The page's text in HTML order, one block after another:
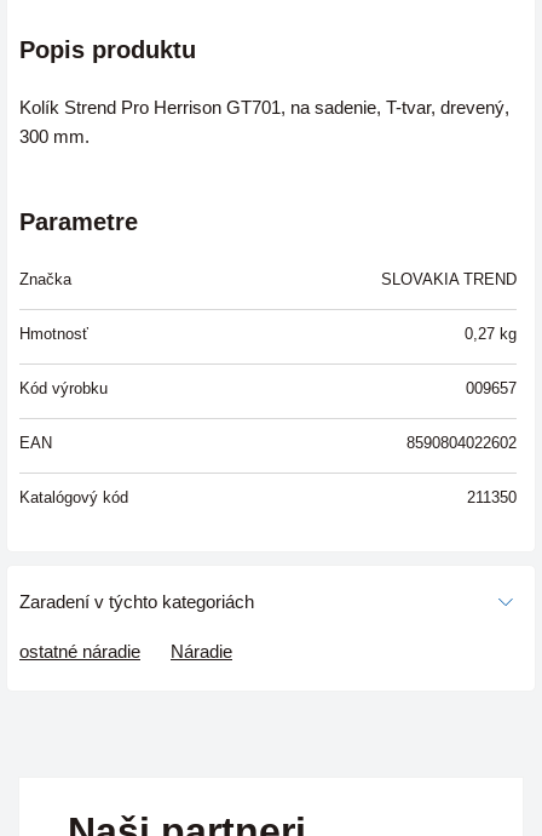
Popis produktu
Kolík Strend Pro Herrison GT701, na sadenie, T-tvar, drevený,
300 mm.
Parametre
Značka SLOVAKIA TREND
Hmotnosť 0,27 kg
Kód výrobku 009657
EAN 8590804022602
Katalógový kód 211350
Zaradení v týchto kategoriách
ostatné náradie Náradie